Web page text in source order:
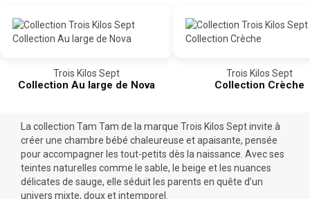
Trois Kilos Sept
Collection Au large de Nova
Trois Kilos Sept
Collection Crèche
La collection Tam Tam de la marque Trois Kilos Sept invite à
créer une chambre bébé chaleureuse et apaisante, pensée
pour accompagner les tout-petits dès la naissance. Avec ses
teintes naturelles comme le sable, le beige et les nuances
délicates de sauge, elle séduit les parents en quête d’un
univers mixte, doux et intemporel.